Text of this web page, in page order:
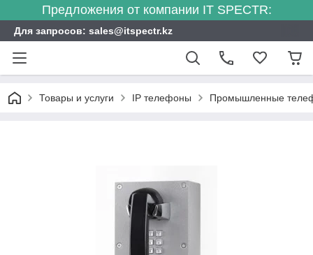
Предложения от компании IT SPECTR:
Для запросов: sales@itspectr.kz
Товары и услуги IP телефоны Промышленные